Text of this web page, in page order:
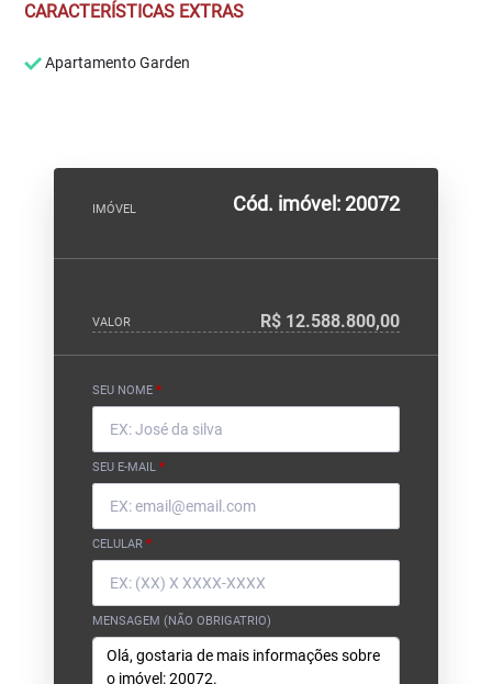
CARACTERÍSTICAS EXTRAS
Apartamento Garden
IMÓVEL Cód. imóvel: 20072
VALOR R$ 12.588.800,00
SEU NOME *
SEU E-MAIL *
CELULAR *
MENSAGEM (NÃO OBRIGATRIO)